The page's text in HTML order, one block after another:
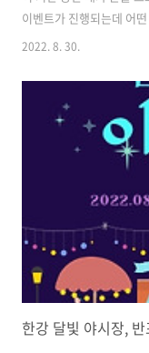
이벤트가 진행되는데 어
알아보도록 하겠습니다.
비복권 사이트에서 누구
사는 중소벤처기업부에
민생 안정을 위한 대책
있거나 발행할 수 있는
만 가지고 있다면, 어린
2022. 8. 30.